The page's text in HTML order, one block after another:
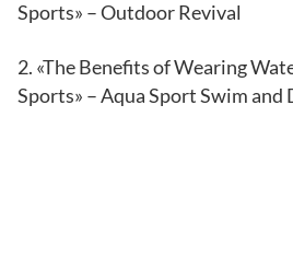
Sports» – Outdoor Revival
2. «The Benefits of Wearing
Sports» – Aqua Sport Swim and